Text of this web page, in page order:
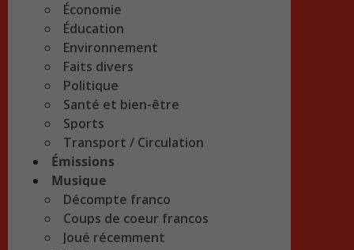
Économie
Éducation
Environnement
Faits divers
Politique
Santé et bien-être
Sports
Transport / Circulation
Émissions
Musique
Décompte franco
Coups de coeur francos
Joué récemment